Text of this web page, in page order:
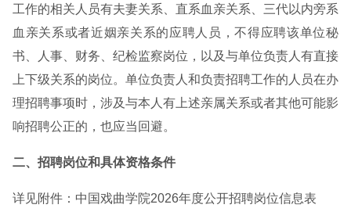
工作的相关人员有夫妻关系、直系血亲关系、三代以内旁系
血亲关系或者近姻亲关系的应聘人员，不得应聘该单位秘
书、人事、财务、纪检监察岗位，以及与单位负责人有直接
上下级关系的岗位。单位负责人和负责招聘工作的人员在办
理招聘事项时，涉及与本人有上述亲属关系或者其他可能影
响招聘公正的，也应当回避。
二、招聘岗位和具体资格条件
详见附件：中国戏曲学院2026年度公开招聘岗位信息表